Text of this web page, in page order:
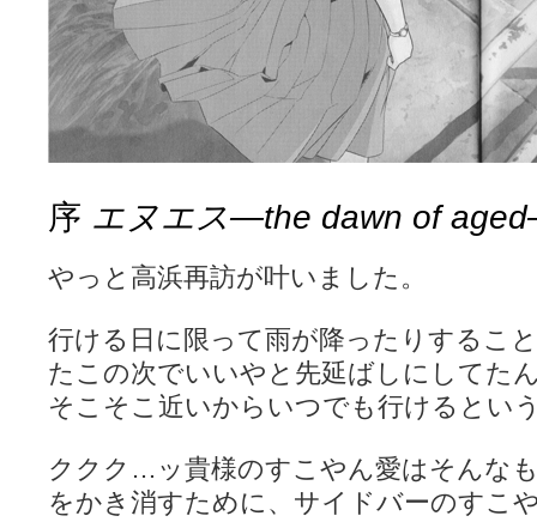
咲めも！ / ニワチョコ、尊い。 (04:23)
ＳＳＳ（咲ＳＳ）感想ブログ / 【SSS】憩 -Kei- 全国編第２２局『流局
ひまじんひまんじ / 読書の秋、と言います故
(08:00)
煌-Subara- - 咲-saki- / シノハユ感想 (13:19)
SYNTH 2006 - 咲 -Saki- / 阿知賀編をドヤ顔に着目しながらまたまた
かえんだん - 咲-Saki- / 朱里「そげなこつ私がやっておきますから！」
Saki-1 グランプリ ～咲ワン～ / しわが誕生することは老化現象だと
迷子の坊やのみちくさ日記 / 【連載感想】宮永照についてのあれこれ
私的素敵ジャンク / [咲-Saki-] 咲-Saki-第168局［端緒］感想 (16:58)
麻雀自由帳 - 咲-Saki- / 咲-Saki-第168局[端緒]感想 照-Teru- 追憶編第
LAT. 39°20' N - 咲-Saki- / 永水航路 3 - 霧島の姫は、深山幽谷の頂で
ニワカSakiファンの部屋 - 咲-Saki- / 咲の実写化について（再） (15:15)
低姿勢ニワカの麻雀 / マイナーカップリングSS感想 (07:31)
Hinamado blog - 咲-Saki- / リハビリテーション (04:56)
咲ワン・neo[仮] / 私事。 (01:19)
EL HOLAZO - 咲-Saki- / 吉野から上り方面の帰り道、亀山JCT-四日市
咲-Saki-.長野編をにょろんと見てみるブログ - 咲-Saki- / 第143局[応変]
まったり咲SS他ブログ - 咲-Saki- / 照と洋榎のANN第9回
咲-Saki-カツゲン備忘録 / 咲-Saki-154局 【奮起】 マジかー！ (13:30)
序 エヌエス―the dawn of
やっと高浜再訪が叶いました。
行ける日に限って雨が降ったりするこ
たこの次でいいやと先延ばしにしてた
そこそこ近いからいつでも行けるとい
ククク…ッ貴様のすこやん愛はそんな
をかき消すために、サイドバーのすこ